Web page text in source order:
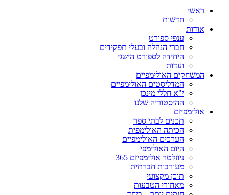
ראשי
חדשות
אודות
ענפי ספורט
חברי הנהלה ובעלי תפקידים
היחידה לספורט הישגי
ועדות
המשחקים האולימפיים
המדליסטים האולימפיים
י"א חללי מינכן
ההיסטוריה שלנו
אולימפיזם
תכנים לבתי ספר
הכיתה האולימפית
הערכים האולימפיים
היום האולימפי
ניוזלטר אולימפיזם 365
מעורבות חברתית
תוכן מקצועי
מאחורי הטבעות